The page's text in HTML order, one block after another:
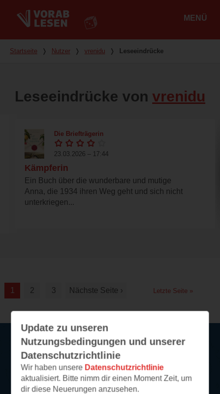
MENÜ
Du bist hier
Startseite ❭ Nutzer ❭ vrenidu ❭ Leseeindrücke
Leseeindrücke von vrenidu
Die Briefträgerin
23.03.2026 – 17:44
Kämpferin
Ein Buch über die wunderbare und mutige
Anna, die 1934 ihren Weg geht und sich nicht
unterkriegen...
1 2 3 Nächste Seite › Letzte Seite »
Update zu unseren
Nutzungsbedingungen und unserer
Datenschutzrichtlinie
Wir haben unsere Datenschutzrichtlinie
aktualisiert. Bitte nimm dir einen Moment Zeit, um
dir diese Neuerungen anzusehen.
Service
So funktioniert‘s